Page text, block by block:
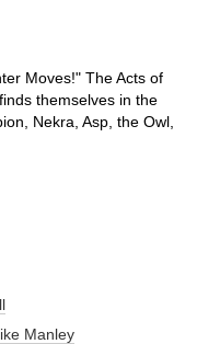
Moves!" The Acts of
themselves in the
Nekra, Asp, the Owl,
Manley